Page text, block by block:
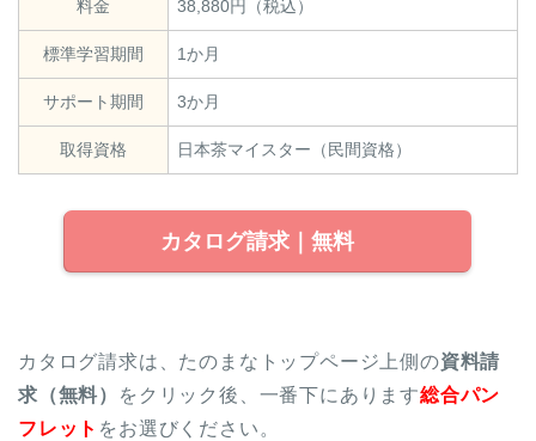
料金 38,880円（税込）
標準学習期間 1か月
サポート期間 3か月
取得資格 日本茶マイスター（民間資格）
カタログ請求｜無料
カタログ請求は、たのまなトップページ上側の資料請
求（無料）
をクリック後、一番下にあります総合パン
フレット をお選びください。